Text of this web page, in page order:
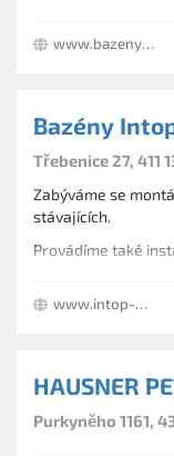
www.bazenyburdych.cz
Bazény
Třebenice 27, 411
Zabýváme se
stávajících.
Provádíme také
www.intop-bazeny.cz
HAUSNER
Purkyněho 1161,